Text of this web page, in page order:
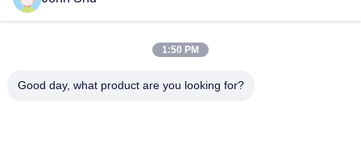
Οθόνη μεγέθους LCD 160 συνήθειας FSTN 128 *, επίδειξη
συνήθειας LCD Backlight των άσπρων οδηγήσεων
Προσαρμοσμένο ΒΑΡΑΊΝΩ 92 οθόνης επίδειξης LCD * 198
1:50 PM
Good day, what product are you looking for?